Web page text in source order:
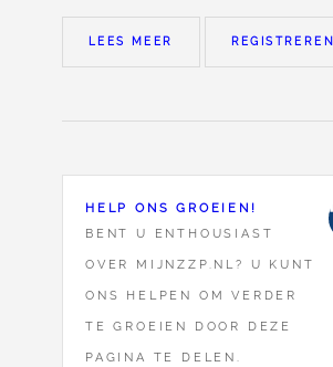
LEES MEER REGISTREREN
HELP ONS GROEIEN!
BENT U ENTHOUSIAST
OVER MIJNZZP.NL? U KUNT
ONS HELPEN OM VERDER
TE GROEIEN DOOR DEZE
PAGINA TE DELEN.